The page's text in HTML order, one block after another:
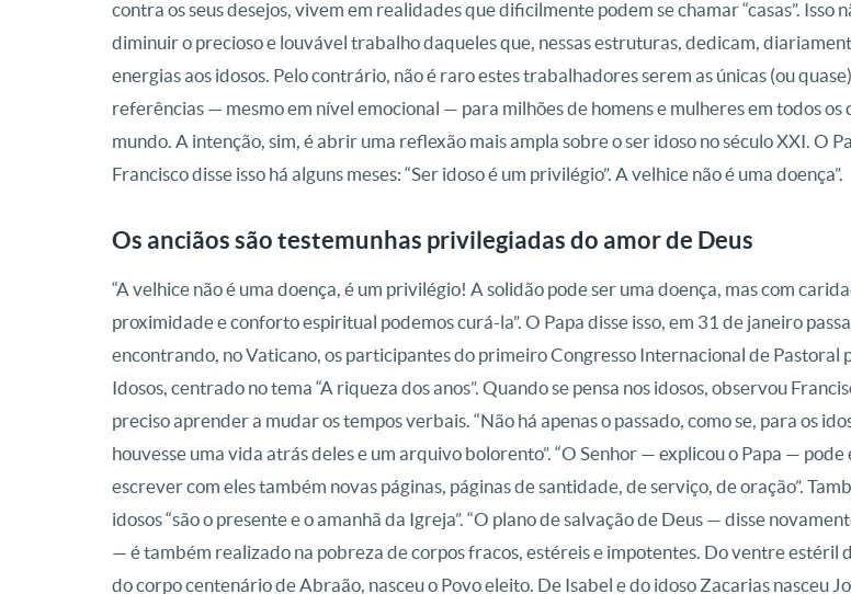
contra os seus desejos, vivem em realidades que dificilmente podem se chamar “casas”. Isso
diminuir o precioso e louvável trabalho daqueles que, nessas estruturas, dedicam,
energias aos idosos. Pelo contrário, não é raro estes trabalhadores serem as únicas (ou quase)
referências — mesmo em nível emocional — para milhões de homens e mulheres em todos os
mundo. A intenção, sim, é abrir uma reflexão mais ampla sobre o ser idoso no século XXI. O
Francisco disse isso há alguns meses: “Ser idoso é um privilégio”. A velhice não é uma doença”.
Os anciãos são testemunhas privilegiadas do amor de Deus
“A velhice não é uma doença, é um privilégio! A solidão pode ser uma doença, mas com
proximidade e conforto espiritual podemos curá-la”. O Papa disse isso, em 31 de janeiro
encontrando, no Vaticano, os participantes do primeiro Congresso Internacional de Pastoral
Idosos, centrado no tema “A riqueza dos anos”. Quando se pensa nos idosos, observou
preciso aprender a mudar os tempos verbais. “Não há apenas o passado, como se, para os
houvesse uma vida atrás deles e um arquivo bolorento”. “O Senhor — explicou o Papa — pode
escrever com eles também novas páginas, páginas de santidade, de serviço, de oração”.
idosos “são o presente e o amanhã da Igreja”. “O plano de salvação de Deus — disse
— é também realizado na pobreza de corpos fracos, estéreis e impotentes. Do ventre estéril
do corpo centenário de Abraão, nasceu o Povo eleito. De Isabel e do idoso Zacarias nasceu